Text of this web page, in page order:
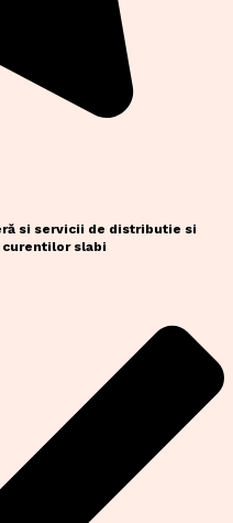
si servicii de distributie si
slabi